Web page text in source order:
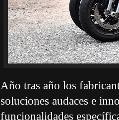
Año tras año los
soluciones audaces e
funcionalidades